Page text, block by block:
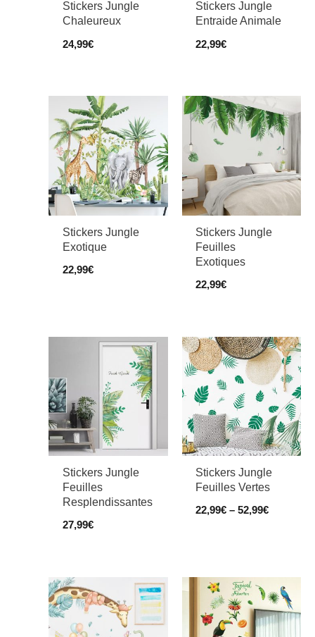
Stickers Jungle
Chaleureux
24,99€
Stickers Jungle
Entraide Animale
22,99€
Stickers Jungle
Exotique
22,99€
Stickers Jungle
Feuilles
Exotiques
22,99€
Stickers Jungle
Feuilles
Resplendissantes
27,99€
Stickers Jungle
Feuilles Vertes
22,99€ –52,99€